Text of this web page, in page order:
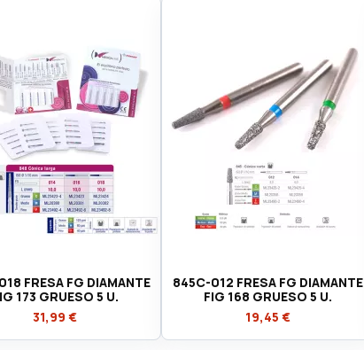
FRESA FG DIAMANTE
173 GRUESO 5 U.
31,99 €
845C-012 FRESA FG DIAMANTE
FIG 168 GRUESO 5 U.
19,45 €